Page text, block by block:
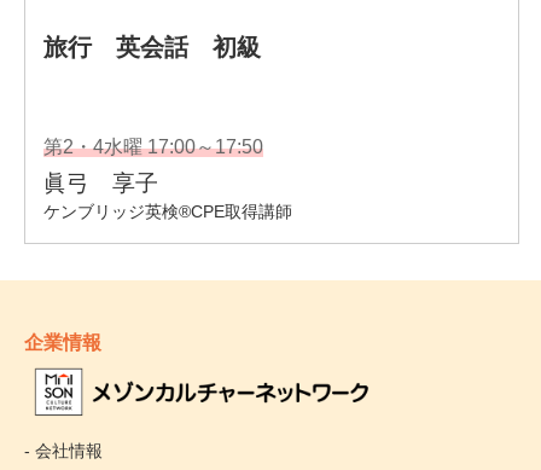
企業情報
- 会社情報